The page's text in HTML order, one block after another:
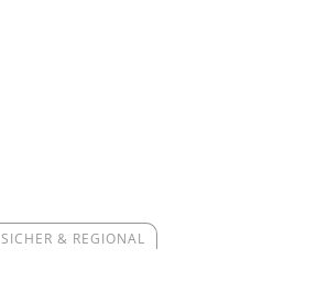
SICHER & REGIONAL